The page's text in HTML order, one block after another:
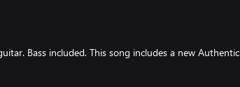
Bass included. This song includes a new Authentic